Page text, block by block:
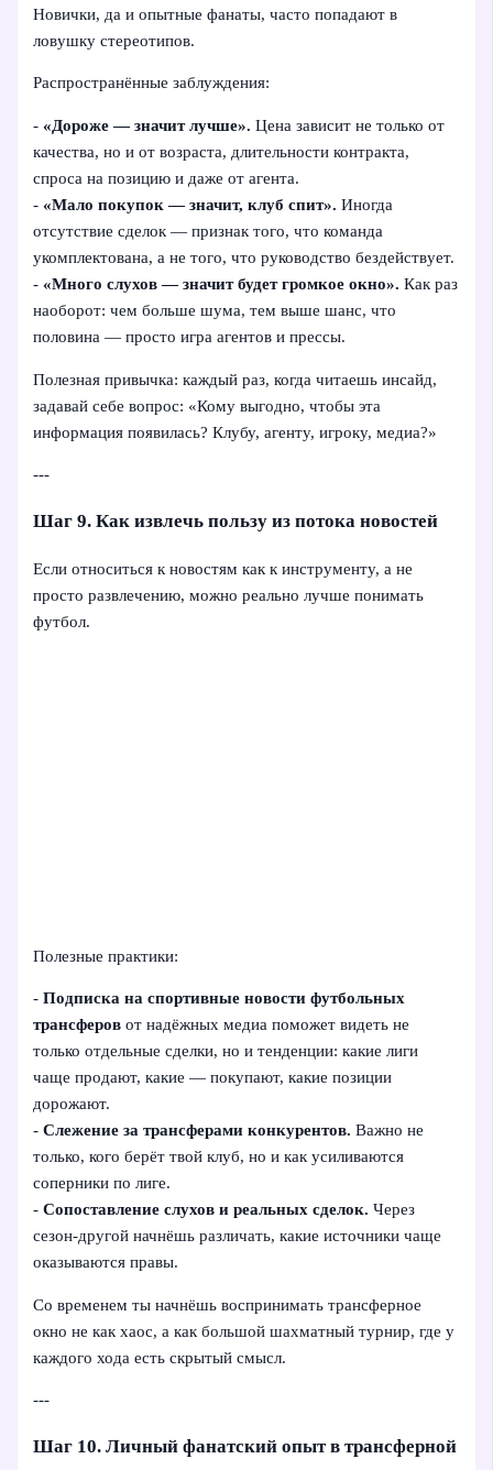
Новички, да и опытные фанаты, часто попадают в
ловушку стереотипов.
Распространённые заблуждения:
-«Дороже — значит лучше». Цена зависит не только от
качества, но и от возраста, длительности контракта,
спроса на позицию и даже от агента.
-«Мало покупок — значит, клуб спит». Иногда
отсутствие сделок — признак того, что команда
укомплектована, а не того, что руководство бездействует.
-«Много слухов — значит будет громкое окно». Как раз
наоборот: чем больше шума, тем выше шанс, что
половина — просто игра агентов и прессы.
Полезная привычка: каждый раз, когда читаешь инсайд,
задавай себе вопрос: «Кому выгодно, чтобы эта
информация появилась? Клубу, агенту, игроку, медиа?»
---
Шаг 9. Как извлечь пользу из потока новостей
Если относиться к новостям как к инструменту, а не
просто развлечению, можно реально лучше понимать
футбол.
Полезные практики:
-Подписка на спортивные новости футбольных
трансферов от надёжных медиа поможет видеть не
только отдельные сделки, но и тенденции: какие лиги
чаще продают, какие — покупают, какие позиции
дорожают.
-Слежение за трансферами конкурентов. Важно не
только, кого берёт твой клуб, но и как усиливаются
соперники по лиге.
-Сопоставление слухов и реальных сделок. Через
сезон-другой начнёшь различать, какие источники чаще
оказываются правы.
Со временем ты начнёшь воспринимать трансферное
окно не как хаос, а как большой шахматный турнир, где у
каждого хода есть скрытый смысл.
---
Шаг 10. Личный фанатский опыт в трансферной